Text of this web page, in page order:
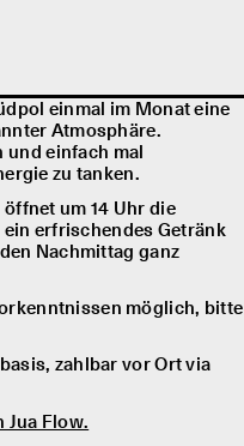
einmal im Monat eine
Atmosphäre.
und einfach mal
zu tanken.
um 14 Uhr die
erfrischendes Getränk
Nachmittag ganz
möglich, bitte
zahlbar vor Ort via
Jua Flow.